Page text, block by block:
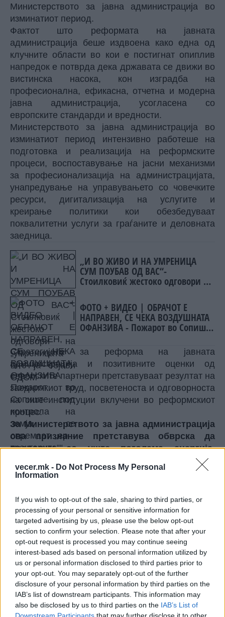
vecer.mk - Do Not Process My Personal
Information
If you wish to opt-out of the sale, sharing to third parties, or
processing of your personal or sensitive information for
targeted advertising by us, please use the below opt-out
section to confirm your selection. Please note that after your
opt-out request is processed you may continue seeing
interest-based ads based on personal information utilized by
us or personal information disclosed to third parties prior to
your opt-out. You may separately opt-out of the further
disclosure of your personal information by third parties on the
IAB’s list of downstream participants. This information may
also be disclosed by us to third parties on the IAB’s List of
Downstream Participants that may further disclose it to other
Министерството за јавна администрација во
изминатиот период.
Фактот што реформата на јавната
администрација беше издвоена како една од
клучните области во кои е постигнат опиплив
напредок е потврда дека државата се движи во
вистинска насока, кон изградба на
професионална, ефикасна, отчетна и модерна
јавна администрација, усогласена со
европските стандарди и вредности.
Министерството за јавна администрација во
изминатиот период интензивно работеше на
подготовка и реализација на реформските
процеси, воспоставување на јасни механизми
за професионализација на администрацијата,
унапредување на управувањето со човечките
ресурси, дигитализација на услугите и
креирање политики кои обезбедуваат
поквалитетни услуги за граѓаните и деловната
заедница.
„И ВО ЖИВО И НА УМРЕНИЦА
СУМ ПОУБАВ ОД ВАС“-
Стоилковиќ жестоко одговори на
СДСМ
ФОТО + ВИДЕО | ОБРАЧОТ Е
НАПРАВЕН, СЕ ЧЕКА ВОЗДУШНАТА
ОФАНЗИВА - Пожарот во Сопиште
спремаат „ер - тракторите““
Стратегијата за реформа на јавната
администрација и позитивните оценки од
европските партнери претставуваат резултат на
заедничкиот труд, посветеноста и одговорноста
на сите институции вклучени во реформскиот
процес.
За Министерството за јавна администрација
ова признание претставува обврска да
продолжи со уште поголема енергија,
посилен интензитет и уште повисоки
амбиции, како и дополнителен мотив во
обезбедат современа администрација по
мерка на граѓаните и институции подготвени
да одговорат на предизвиците на
европската иднина.
Остануваме целосно посветени на
реформската агенда и на европскиот пат на
државата, уверени дека секој постигнат
резултат денес претставува нов чекор кон
нашата заедничка цел, подобар животен
стандард за сите граѓани и полноправно